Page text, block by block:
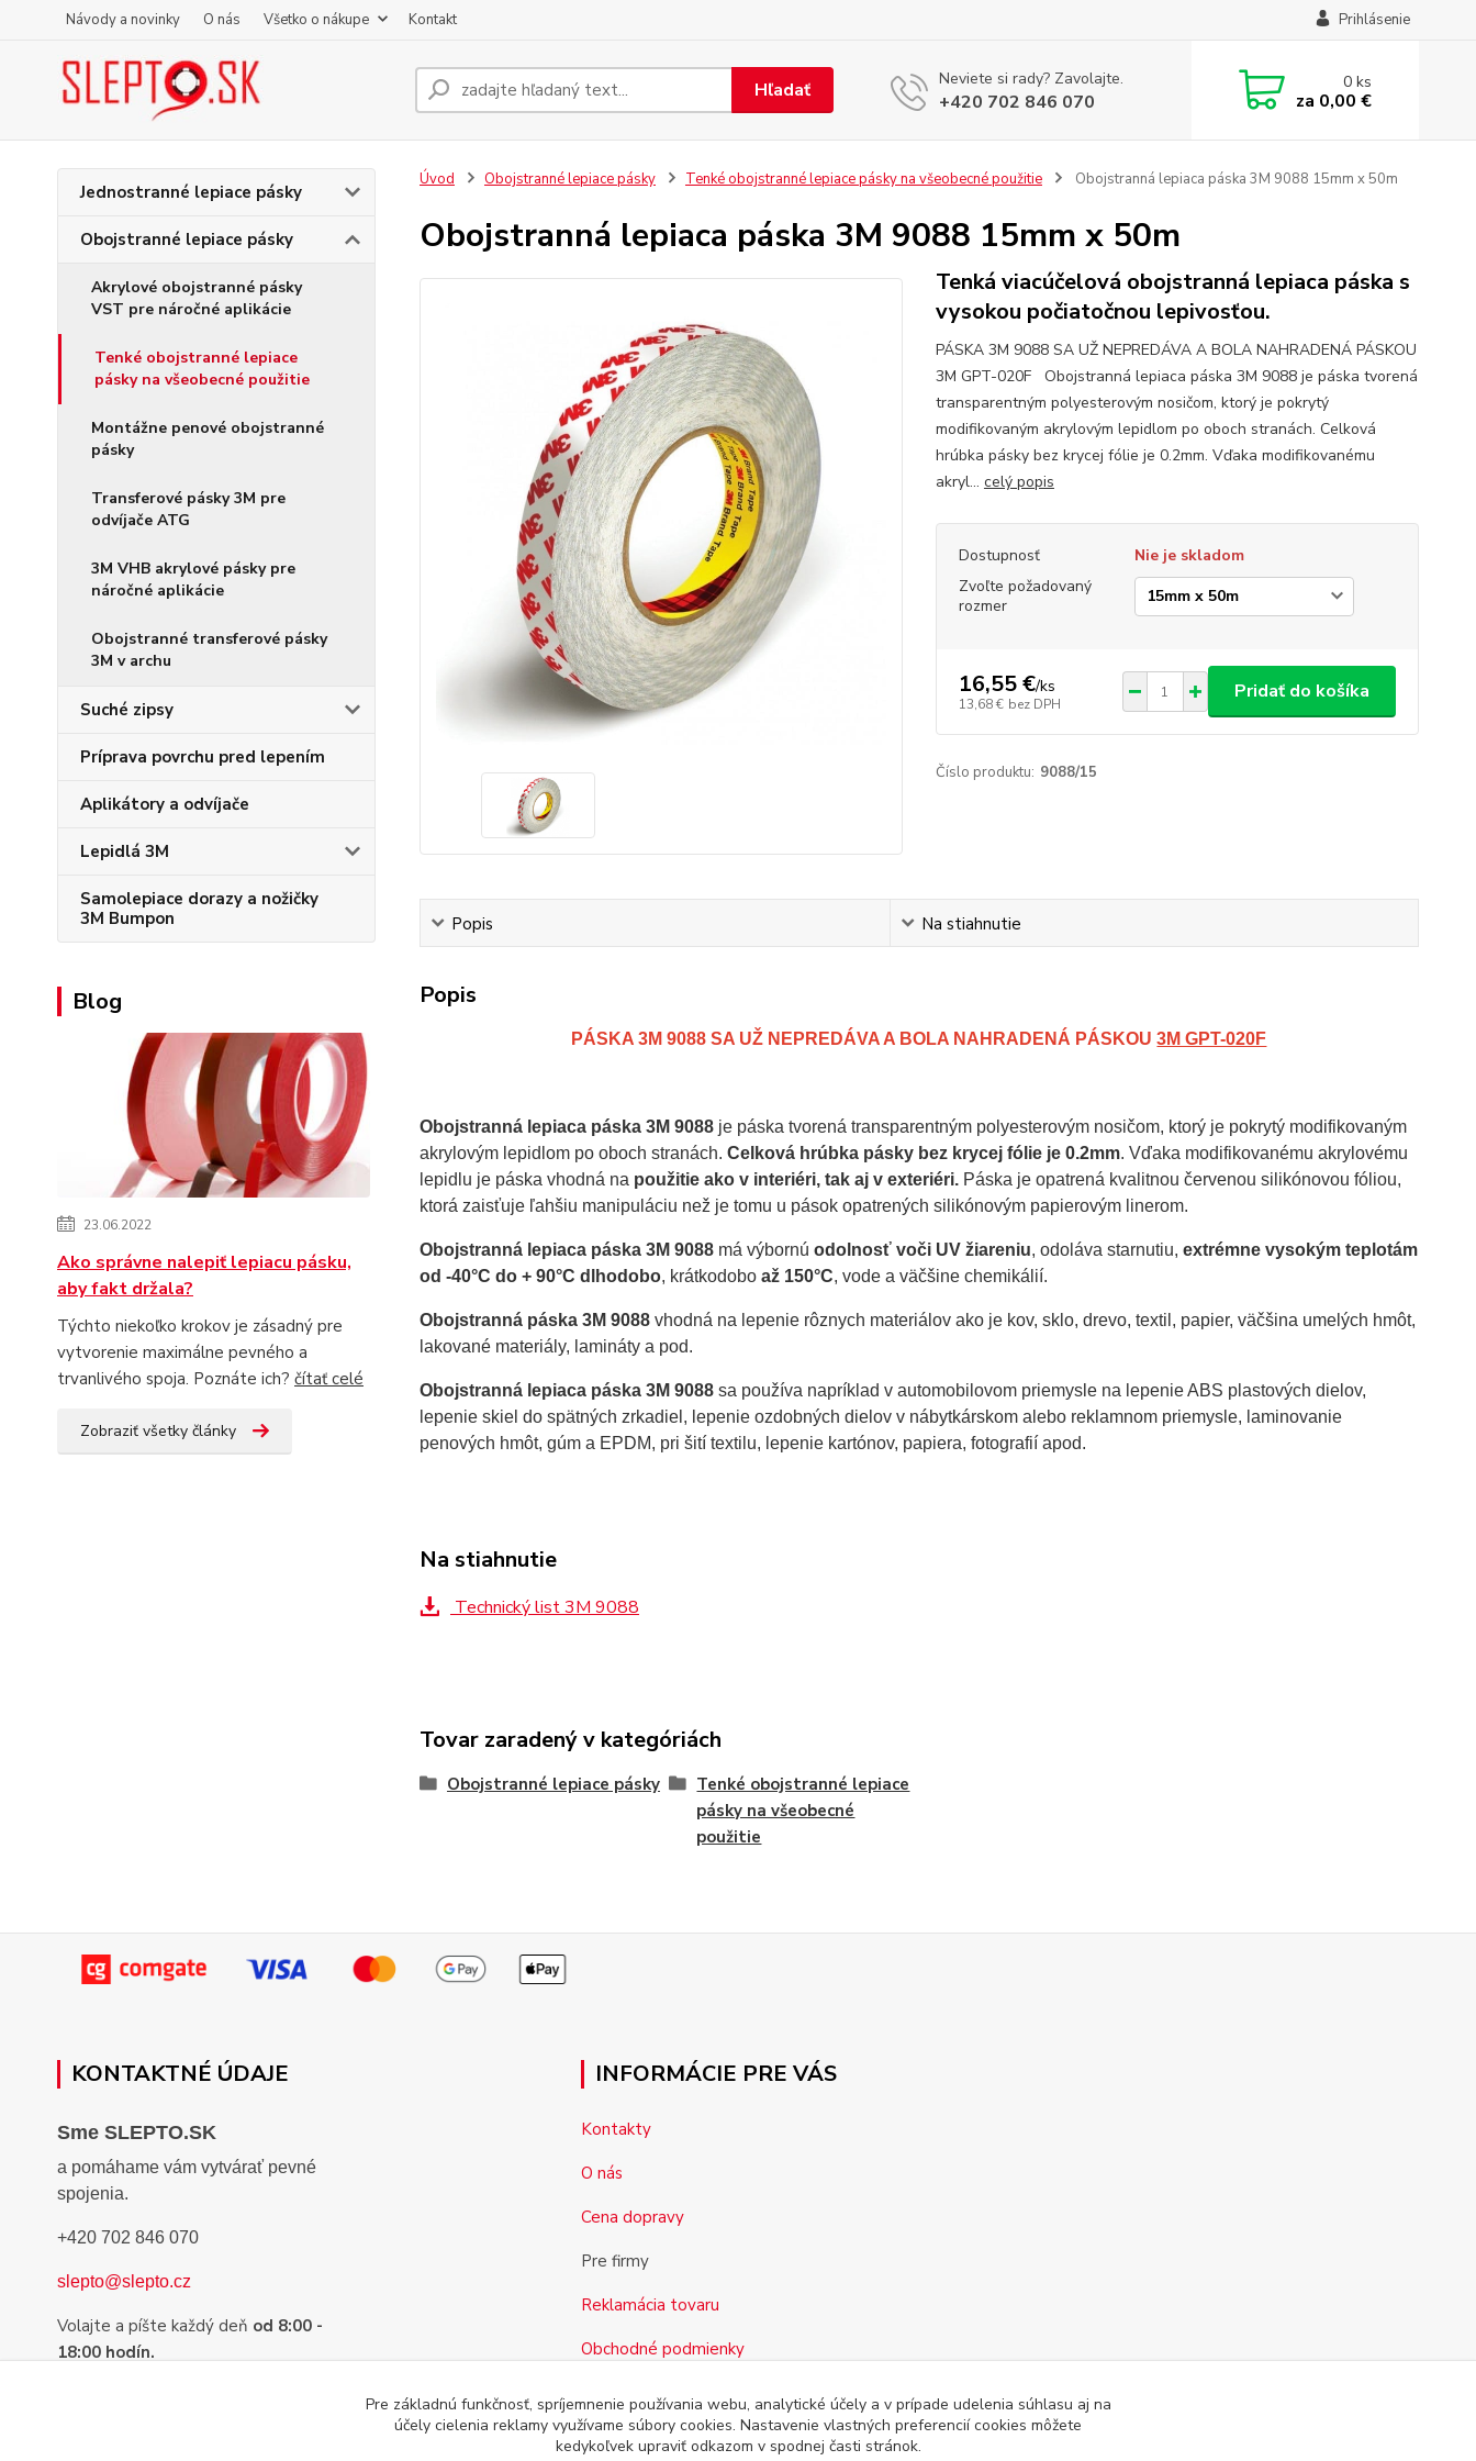
Návody a novinky O nás Všetko o nákupe Kontakt Prihlásenie
Hľadať Neviete si rady? Zavolajte.
+420 702 846 070
0ks
za 0,00 €
Jednostranné lepiace pásky
Obojstranné lepiace pásky
Akrylové obojstranné pásky
VST pre náročné aplikácie
Tenké obojstranné lepiace
pásky na všeobecné použitie
Montážne penové obojstranné
pásky
Transferové pásky 3M pre
odvíjače ATG
3M VHB akrylové pásky pre
náročné aplikácie
Obojstranné transferové pásky
3M v archu
Suché zipsy
Príprava povrchu pred lepením
Aplikátory a odvíjače
Lepidlá 3M
Samolepiace dorazy a nožičky
3M Bumpon
Blog
23.06.2022
Ako správne nalepiť lepiacu pásku,
aby fakt držala?
Týchto niekoľko krokov je zásadný pre
vytvorenie maximálne pevného a
trvanlivého spoja. Poznáte ich? čítať celé
Zobraziť všetky články
Úvod Obojstranné lepiace pásky Tenké obojstranné lepiace pásky na všeobecné použitie Obojstranná lepiaca páska 3M 9088 15mm x 50m
Obojstranná lepiaca páska 3M 9088 15mm x 50m
Tenká viacúčelová obojstranná lepiaca páska s
vysokou počiatočnou lepivosťou.
PÁSKA 3M 9088 SA UŽ NEPREDÁVA A BOLA NAHRADENÁ PÁSKOU
3M GPT-020F Obojstranná lepiaca páska 3M 9088 je páska tvorená
transparentným polyesterovým nosičom, ktorý je pokrytý
modifikovaným akrylovým lepidlom po oboch stranách. Celková
hrúbka pásky bez krycej fólie je 0.2mm. Vďaka modifikovanému
akryl... celý popis
Dostupnosť
Nie je skladom
Zvoľte požadovaný
rozmer
16,55 €/ks
13,68 € bez DPH
Pridať do košíka
Číslo produktu: 9088/15
Popis Na stiahnutie
Popis
PÁSKA 3M 9088 SA UŽ NEPREDÁVA A BOLA NAHRADENÁ PÁSKOU3M GPT-020F
Obojstranná lepiaca páska 3M 9088je páska tvorená transparentným polyesterovým nosičom, ktorý je pokrytý modifikovaným
akrylovým lepidlom po oboch stranách. Celková hrúbka pásky bez krycej fólie je 0.2mm. Vďaka modifikovanému akrylovému
lepidlu je páska vhodná na použitie ako v interiéri, tak aj v exteriéri.Páska je opatrená kvalitnou červenou silikónovou fóliou,
ktorá zaisťuje ľahšiu manipuláciu než je tomu u pások opatrených silikónovým papierovým linerom.
Obojstranná lepiaca páska 3M 9088má výbornú odolnosť voči UV žiareniu, odoláva starnutiu, extrémne vysokým teplotám
od -40°C do + 90°C dlhodobo, krátkodobo až 150°C, vode a väčšine chemikálií.
Obojstranná páska 3M 9088vhodná na lepenie rôznych materiálov ako je kov, sklo, drevo, textil, papier, väčšina umelých hmôt,
lakované materiály, lamináty a pod.
Obojstranná lepiaca páska 3M 9088sa používa napríklad v automobilovom priemysle na lepenie ABS plastových dielov,
lepenie skiel do spätných zrkadiel, lepenie ozdobných dielov v nábytkárskom alebo reklamnom priemysle, laminovanie
penových hmôt, gúm a EPDM, pri šití textilu, lepenie kartónov, papiera, fotografií apod.
Na stiahnutie
Technický list 3M 9088
Tovar zaradený v kategóriách
Obojstranné lepiace pásky
Tenké obojstranné lepiace
pásky na všeobecné
použitie
KONTAKTNÉ ÚDAJE
Sme SLEPTO.SK
a pomáhame vám vytvárať pevné
spojenia.
+420 702 846 070
slepto@slepto.cz
Volajte a píšte každý deň od 8:00 -
18:00 hodín.
INFORMÁCIE PRE VÁS
Kontakty
O nás
Cena dopravy
Pre firmy
Reklamácia tovaru
Obchodné podmienky
Pre základnú funkčnosť, spríjemnenie používania webu, analytické účely a v prípade udelenia súhlasu aj na
účely cielenia reklamy využívame súbory cookies. Nastavenie vlastných preferencií cookies môžete
kedykoľvek upraviť odkazom v spodnej časti stránok.